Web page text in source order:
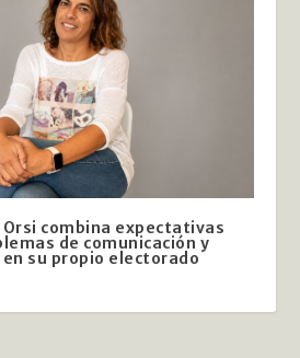
Orsi combina expectativas
de comunicación y
su propio electorado